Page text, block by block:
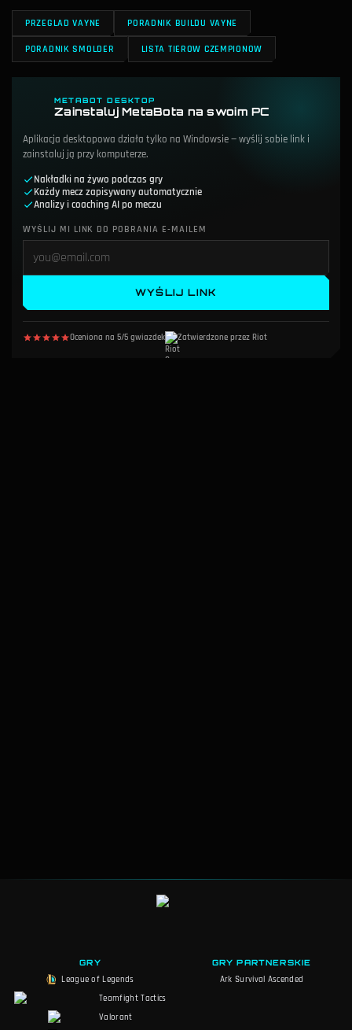
PRZEGLAD VAYNE PORADNIK BUILDU VAYNE
PORADNIK SMOLDER LISTA TIEROW CZEMPIONOW
METABOT DESKTOP
Zainstaluj MetaBota na swoim PC
Aplikacja desktopowa działa tylko na Windowsie — wyślij sobie link i
zainstaluj ją przy komputerze.
Nakładki na żywo podczas gry
Każdy mecz zapisywany automatycznie
Analizy i coaching AI po meczu
WYŚLIJ MI LINK DO POBRANIA E-MAILEM
WYŚLIJ LINK
Oceniona na 5/5 gwiazdek Zatwierdzone przez Riot
GRY
League of Legends
Teamfight Tactics
Valorant
GRY PARTNERSKIE
Ark Survival Ascended